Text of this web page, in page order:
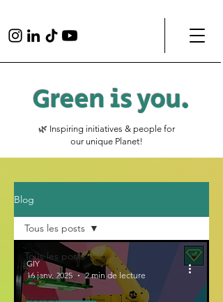
Green isyou.
🌿 Inspiring initiatives & people for
our unique Planet!
Blog
Tous les posts
Technologie
Recycler
Tous les posts
GIY
16 janv. 2025
2 min de lecture